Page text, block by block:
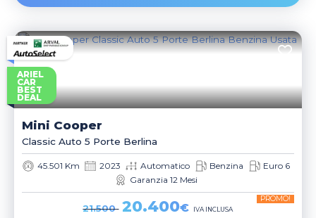
ARIEL
CAR
BEST
DEAL
Mini Cooper
Classic Auto 5 Porte Berlina
45.501 Km 2023 Automatico Benzina
Euro 6
Garanzia 12 Mesi
21.500 20.400€
PROMO!
IVA INCLUSA